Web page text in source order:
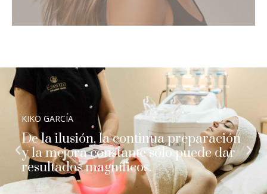
KIKO GARCÍA
De la ilusión, la continua preparación
y la mejora constante sólo puede dar
resultados magníficos.